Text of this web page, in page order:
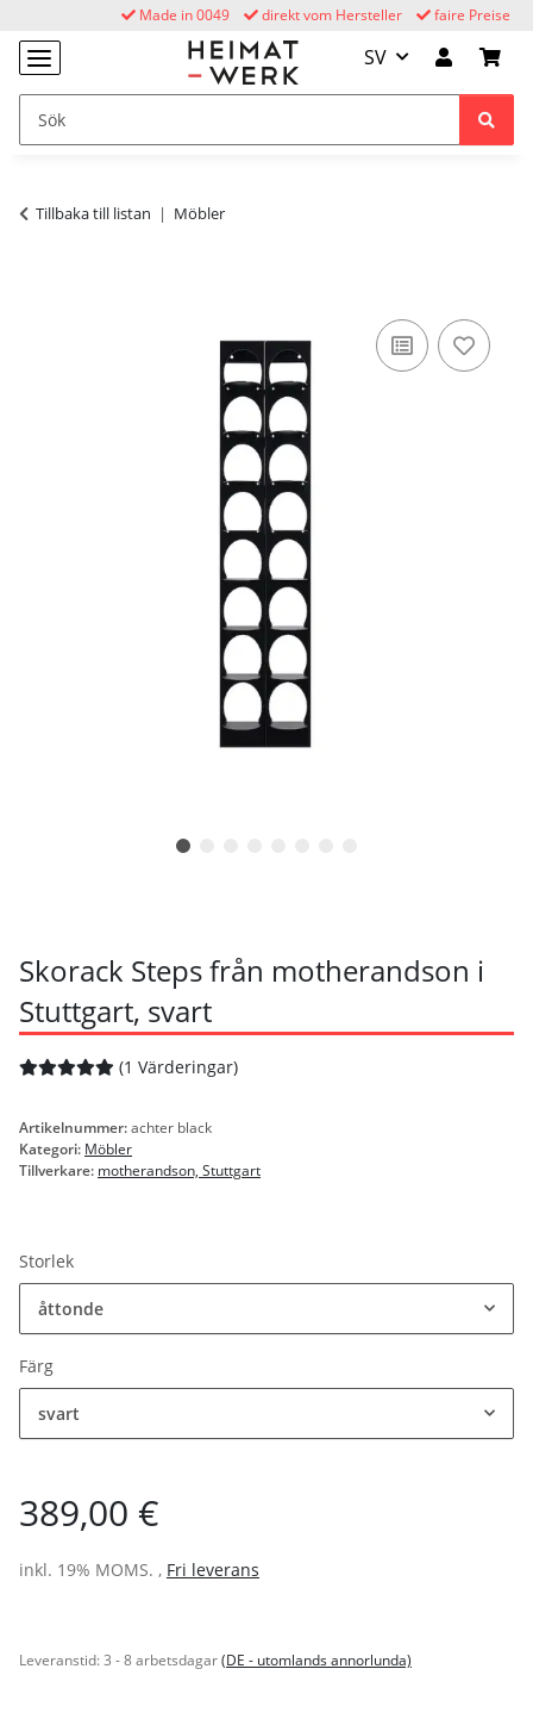
faire Preise
direkt vom Hersteller
Made in 0049
SV
Tillbaka till listan Möbler
Skorack Steps från motherandson i
Stuttgart, svart
(1 Värderingar)
Artikelnummer:achter black
Kategori: Möbler
Tillverkare: motherandson, Stuttgart
Storlek
åttonde
Färg
svart
389,00 €
inkl. 19% MOMS. , Fri leverans
Leveranstid:3 - 8 arbetsdagar(DE - utomlands annorlunda)